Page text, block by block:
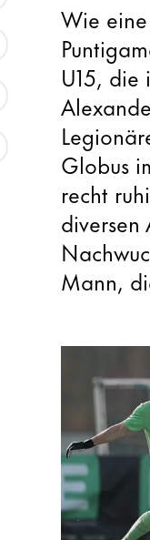
URL kopieren
Wie
U15, die
Globus
recht
diversen
Mann,